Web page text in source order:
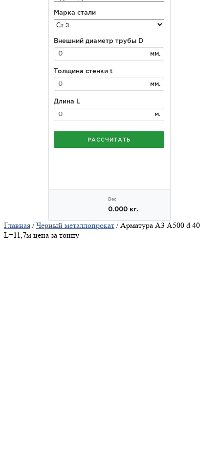
Главная /Черный металлопрокат / Арматура А3 А500 d 40
L=11,7м цена за тонну